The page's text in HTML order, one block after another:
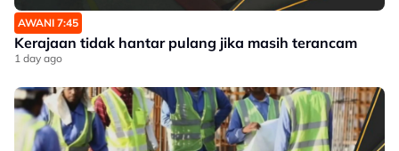
AWANI 7:45
Kerajaan tidak hantar pulang jika masih terancam
1 day ago